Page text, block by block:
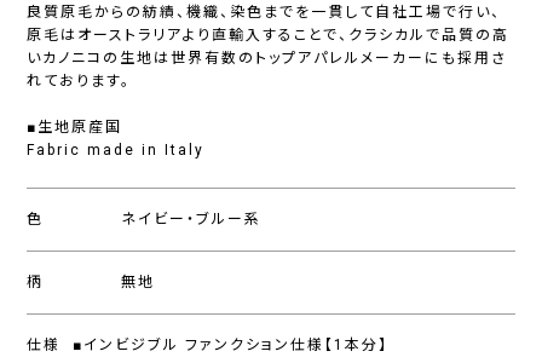
良質原毛からの紡績、機織、染色までを一貫して自社工場で行い、
原毛はオーストラリアより直輸入することで、クラシカルで品質の高
いカノニコの生地は世界有数のトップアパレルメーカーにも採用さ
れております。
■生地原産国
Fabric made in Italy
色 ネイビー・ブルー系
柄 無地
仕様
■インビジブル ファンクション仕様【1本分】